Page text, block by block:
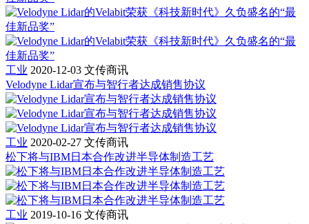
工业 2020-12-03 文传商讯
Velodyne Lidar宣布与智行者达成销售协议
工业 2020-02-27 文传商讯
松下将与IBM日本合作改进半导体制造工艺
工业 2019-10-16 文传商讯